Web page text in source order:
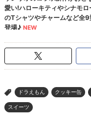
> ドラえもん クッキー缶
スイーツ